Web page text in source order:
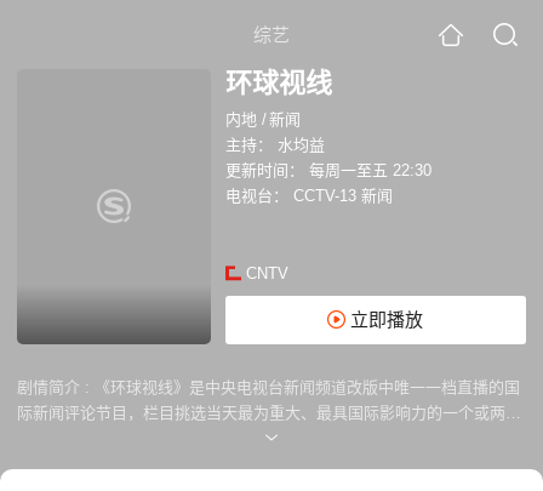
综艺
环球视线
内地 /新闻
主持：
水均益
更新时间：
每周一至五 22:30
电视台：
CCTV-13 新闻
CNTV
立即播放
剧情简介 :
《环球视线》是中央电视台新闻频道改版中唯一一档直播的国
际新闻评论节目，栏目挑选当天最为重大、最具国际影响力的一个或两个
国际新闻事件，进行重点分析、评论，并辅以大量详实资讯和各方观点，